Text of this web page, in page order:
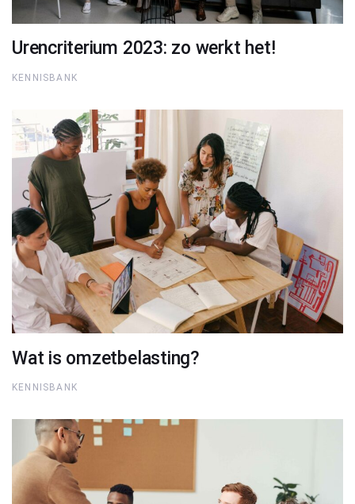
Urencriterium 2023: zo werkt het!
KENNISBANK
Wat is omzetbelasting?
KENNISBANK